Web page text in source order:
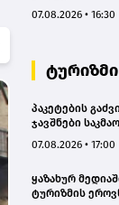
07.08.2026 • 16:30
ტურიზმი
პაკეტების
ჯავშნები
07.08.2026 • 17:00
ყაზახურ
ტურიზმის